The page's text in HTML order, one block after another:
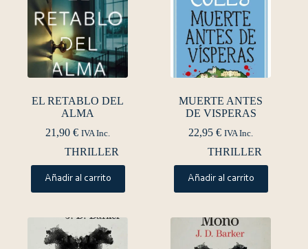
EL RETABLO DEL
ALMA
21,90€ IVA Inc.
THRILLER
Añadir al carrito
MUERTE ANTES
DE VISPERAS
22,95€ IVA Inc.
THRILLER
Añadir al carrito